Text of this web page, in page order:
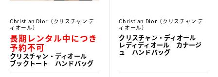
Christian Dior（クリスチャン デ
ィオール）
長期レンタル中につき
予約不可
クリスチャン・ディオール
ブックトート ハンドバッグ
Christian Dior（クリスチャン デ
ィオール）
クリスチャン・ディオール
レディディオール カナージ
ュ ハンドバッグ